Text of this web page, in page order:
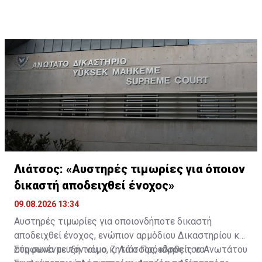
Λιάτσος: «Αυστηρές τιμωρίες για όποιον
δικαστή αποδειχθεί ένοχος»
09.08.2026 13:34
Αυστηρές τιμωρίες για οποιονδήποτε δικαστή
αποδειχθεί ένοχος, ενώπιον αρμόδιου Δικαστηρίου και
σύμφωνα με τον νόμο, ζητά ο Πρόεδρος του Ανωτάτου
Στη συνέντευξή του, ο κ. Λιάτσος, κληθείς να